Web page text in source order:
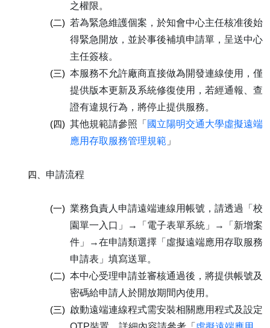
之權限。
(二) 若為緊急維護個案，於知會中心主任核准後始
得緊急開放，並於事後補填申請單，呈送中心
主任簽核。
(三) 本服務不允許廠商直接做為開發連線使用，僅
提供版本更新及系統修復使用，若經通報、查
證有違規行為，將停止提供服務。
(四) 其他規範請參照「 國立陽明交通大學虛擬遠端
應用存取服務管理規範 」
四、 申請流程
(一) 業務負責人申請遠端連線用帳號，請透過「校
園單一入口」→「電子表單系統」→「新增案
件」→在申請類選擇「虛擬遠端應用存取服務
申請表」填寫送單。
(二) 本中心受理申請並審核通過後，將提供帳號及
密碼給申請人於開放期間內使用。
(三) 啟動遠端連線程式需安裝相關應用程式及設定